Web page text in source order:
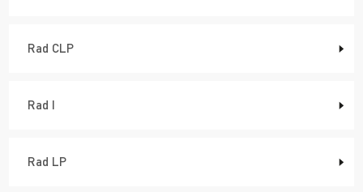
Rad CLP
Rad I
Rad LP